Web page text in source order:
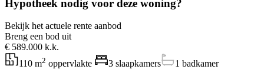
Hypotheek nodig voor deze woning?
Bekijk het actuele rente aanbod
Breng een bod uit
€ 589.000 k.k.
110 m2 oppervlakte 3 slaapkamers 1 badkamer